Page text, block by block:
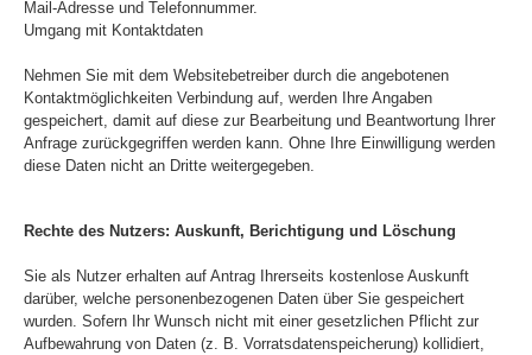
Mail-Adresse und Telefonnummer.
Umgang mit Kontaktdaten
Nehmen Sie mit dem Websitebetreiber durch die angebotenen
Kontaktmöglichkeiten Verbindung auf, werden Ihre Angaben
gespeichert, damit auf diese zur Bearbeitung und Beantwortung Ihrer
Anfrage zurückgegriffen werden kann. Ohne Ihre Einwilligung werden
diese Daten nicht an Dritte weitergegeben.
Rechte des Nutzers: Auskunft, Berichtigung und Löschung
Sie als Nutzer erhalten auf Antrag Ihrerseits kostenlose Auskunft
darüber, welche personenbezogenen Daten über Sie gespeichert
wurden. Sofern Ihr Wunsch nicht mit einer gesetzlichen Pflicht zur
Aufbewahrung von Daten (z. B. Vorratsdatenspeicherung) kollidiert,